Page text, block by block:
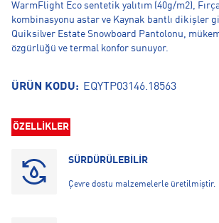
WarmFlight Eco sentetik yalıtım (40g/m2),
kombinasyonu astar ve Kaynak bantlı dikişler
Quiksilver Estate Snowboard Pantolonu,
özgürlüğü ve termal konfor sunuyor.
ÜRÜN KODU: EQYTP03146.18563
ÖZELLİKLER
SÜRDÜRÜLEBİLİR
Çevre dostu malzemelerle üretilmiştir.